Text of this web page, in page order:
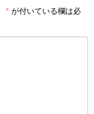
* が付いている欄は必